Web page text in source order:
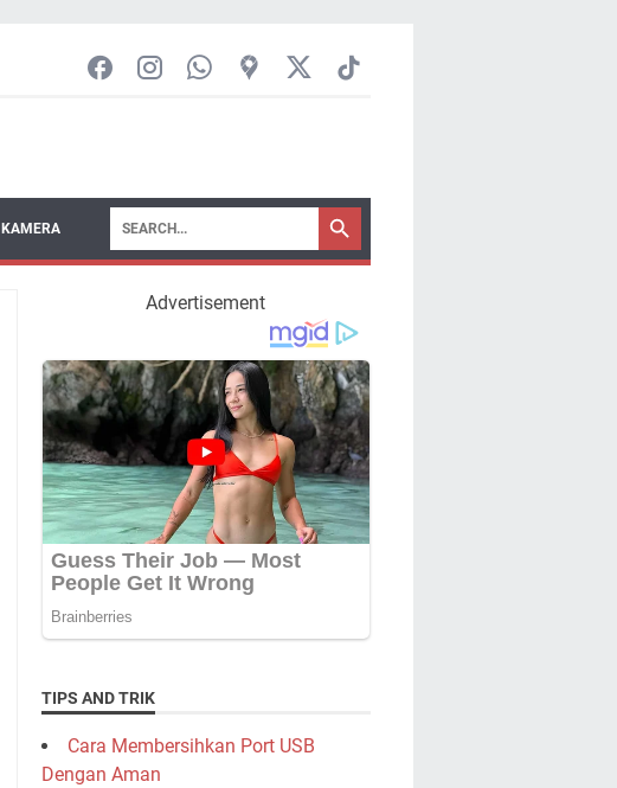
KAMERA
Advertisement
TIPS AND TRIK
Cara Membersihkan Port USB
Dengan Aman